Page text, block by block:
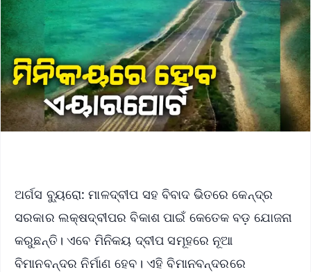
ଅର୍ଗସ ବ୍ୟୁରୋ: ମାଳଦ୍ବୀପ ସହ ବିବାଦ ଭିତରେ କେନ୍ଦ୍ର
ସରକାର ଲକ୍ଷଦ୍ବୀପର ବିକାଶ ପାଇଁ କେତେକ ବଡ଼ ଯୋଜନା
କରୁଛନ୍ତି। ଏବେ ମିନିକୟ ଦ୍ବୀପ ସମୂହରେ ନୂଆ
ବିମାନବନ୍ଦର ନିର୍ମାଣ ହେବ। ଏହି ବିମାନବନ୍ଦରରେ